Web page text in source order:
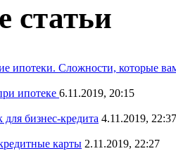
статьи
ипотеки. Сложности, которые
ипотеке 6.11.2019, 20:15
бизнес-кредита 4.11.2019, 22:37
карты 2.11.2019, 22:27